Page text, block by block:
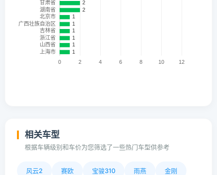
相关车型
根据车辆级别和车价为您筛选了一些热门车型供参考
风云2 赛欧 宝骏310 雨燕 金刚